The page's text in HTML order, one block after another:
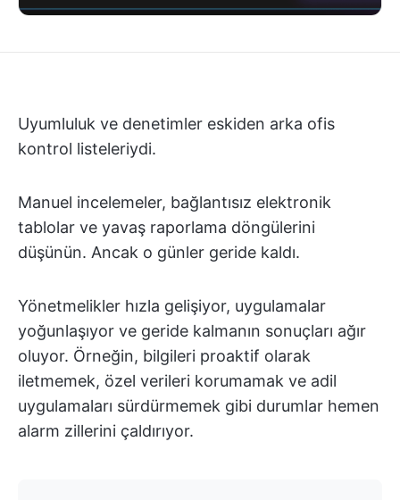
Uyumluluk ve denetimler eskiden arka ofis
kontrol listeleriydi.
Manuel incelemeler, bağlantısız elektronik
tablolar ve yavaş raporlama döngülerini
düşünün. Ancak o günler geride kaldı.
Yönetmelikler hızla gelişiyor, uygulamalar
yoğunlaşıyor ve geride kalmanın sonuçları ağır
oluyor. Örneğin, bilgileri proaktif olarak
iletmemek, özel verileri korumamak ve adil
uygulamaları sürdürmemek gibi durumlar hemen
alarm zillerini çaldırıyor.